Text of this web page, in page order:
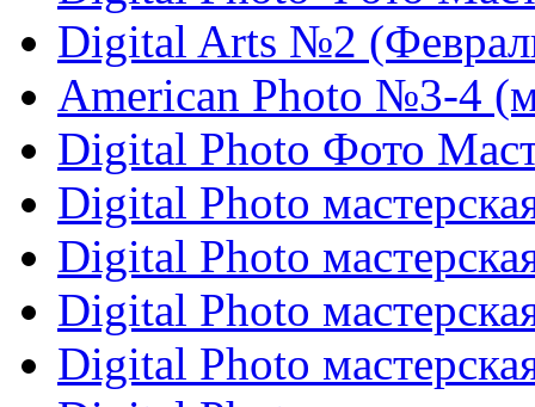
Digital Arts №2
American Photo №3-4
Digital Photo Фото
Digital Photo
Digital Photo
Digital Photo
Digital Photo